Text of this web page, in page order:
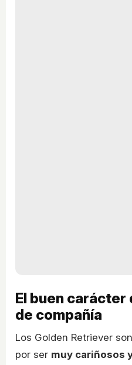
El buen carácter
de compañía
Los Golden Retriever
por ser muy cariñosos